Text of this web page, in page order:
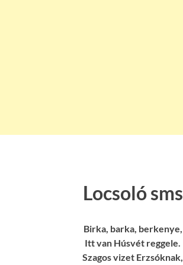
Locsoló sms
Birka, barka, berkenye,
Itt van Húsvét reggele.
Szagos vizet Erzsóknak,